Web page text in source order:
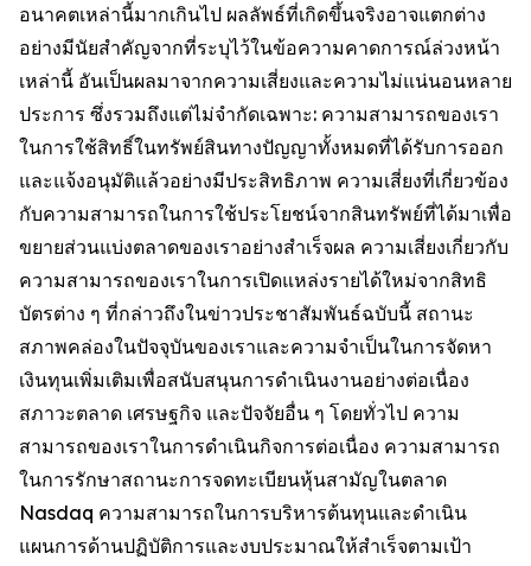
อนาคตเหล่านี้มากเกินไป ผลลัพธ์ที่เกิดขึ้นจริงอาจแตกต่าง
อย่างมีนัยสำคัญจากที่ระบุไว้ในข้อความคาดการณ์ล่วงหน้า
เหล่านี้ อันเป็นผลมาจากความเสี่ยงและความไม่แน่นอนหลาย
ประการ ซึ่งรวมถึงแต่ไม่จำกัดเฉพาะ: ความสามารถของเรา
ในการใช้สิทธิ์ในทรัพย์สินทางปัญญาทั้งหมดที่ได้รับการออก
และแจ้งอนุมัติแล้วอย่างมีประสิทธิภาพ ความเสี่ยงที่เกี่ยวข้อง
กับความสามารถในการใช้ประโยชน์จากสินทรัพย์ที่ได้มาเพื่อ
ขยายส่วนแบ่งตลาดของเราอย่างสำเร็จผล ความเสี่ยงเกี่ยวกับ
ความสามารถของเราในการเปิดแหล่งรายได้ใหม่จากสิทธิ
บัตรต่าง ๆ ที่กล่าวถึงในข่าวประชาสัมพันธ์ฉบับนี้ สถานะ
สภาพคล่องในปัจจุบันของเราและความจำเป็นในการจัดหา
เงินทุนเพิ่มเติมเพื่อสนับสนุนการดำเนินงานอย่างต่อเนื่อง
สภาวะตลาด เศรษฐกิจ และปัจจัยอื่น ๆ โดยทั่วไป ความ
สามารถของเราในการดำเนินกิจการต่อเนื่อง ความสามารถ
ในการรักษาสถานะการจดทะเบียนหุ้นสามัญในตลาด
Nasdaq ความสามารถในการบริหารต้นทุนและดำเนิน
แผนการด้านปฏิบัติการและงบประมาณให้สำเร็จตามเป้า